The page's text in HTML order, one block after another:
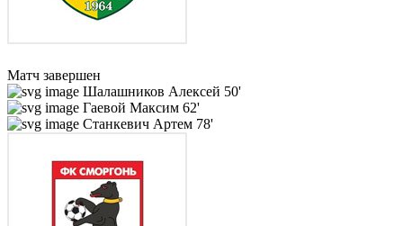
Матч завершен
Шалашников Алексей 50'
Гаевой Максим 62'
Станкевич Артем 78'